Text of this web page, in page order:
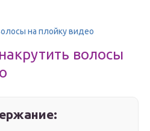
на плойку видео
волосы